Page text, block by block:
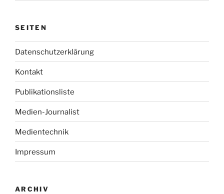
SEITEN
Datenschutzerklärung
Kontakt
Publikationsliste
Medien-Journalist
Medientechnik
Impressum
ARCHIV